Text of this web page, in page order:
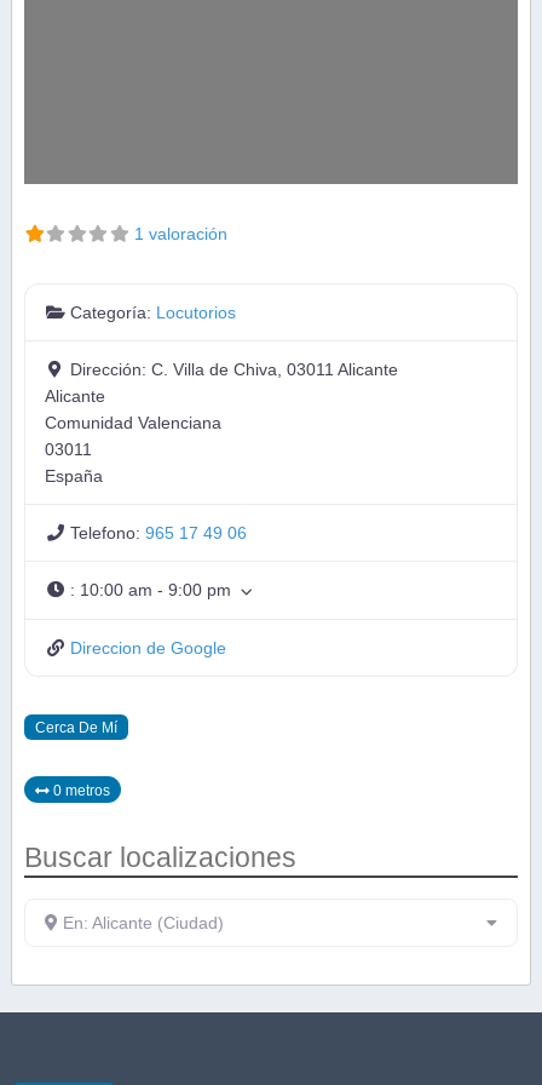
1 valoración
Categoría: Locutorios
Dirección:C. Villa de Chiva, 03011 Alicante
Alicante
Comunidad Valenciana
03011
España
Telefono:965 17 49 06
: 10:00 am - 9:00 pm
Direccion de Google
Cerca De Mí
0 metros
Buscar localizaciones
En: Alicante (Ciudad)